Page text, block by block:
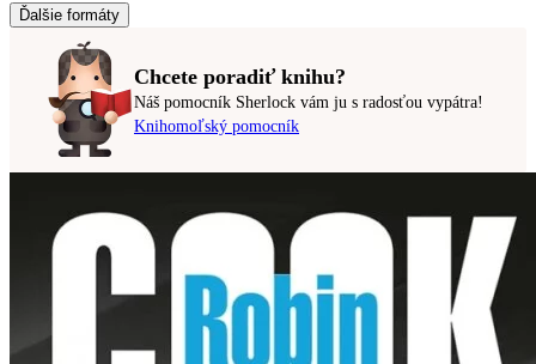
Ďalšie formáty
Chcete poradiť knihu?
Náš pomocník Sherlock vám ju s radosťou vypátra!
Knihomoľský pomocník